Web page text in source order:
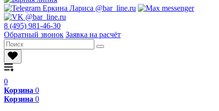
8 (495) 981-46-30
Обратный звонок Заявка на расчёт
0
Корзина 0
Корзина 0